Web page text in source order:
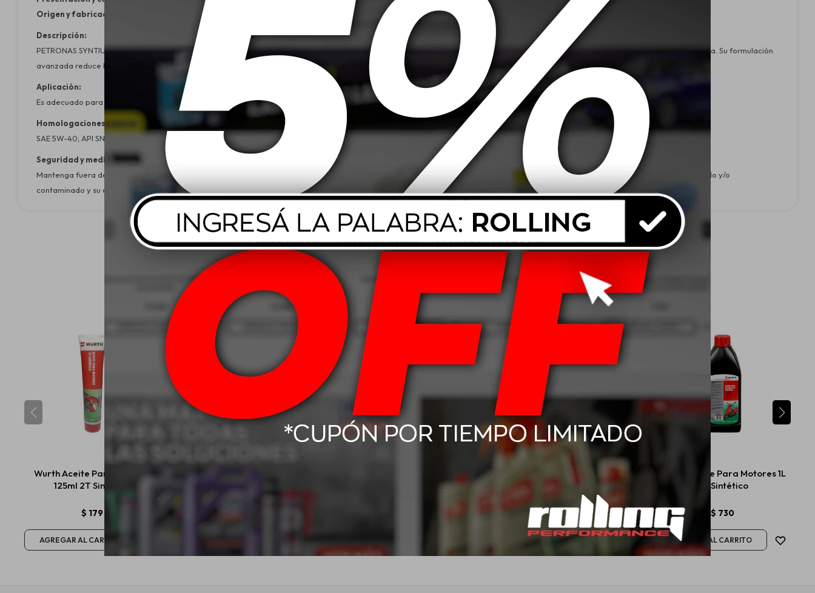
Origen y fabricación:
Descripción:
PETRONAS SYNTIUM 3000E 5W-40 es un lubricante 100% sintético de alto rendimiento. Ofrece excelente protección contra el desgaste, limpieza interna del motor y estabilidad térmica. Su formulación
avanzada reduce la formación de depósitos, prolonga la vida útil del motor y mantiene su eficiencia en condiciones de alta exigencia y temperaturas extremas.
Aplicación:
Es adecuado para motores de alto rendimiento que operan bajo condiciones severas y diversas temperaturas, tanto en ciudad como en carretera.
Homologaciones:
SAE 5W-40; API SNACEA A3/B3 - A3/B4VW 501.01 / 502.00 / 505.00MB 229.3 / MB Autorización: 229.5BMW LL-01Renault 0700/0710Porsche A40
Seguridad y medio ambiente:
Mantenga fuera del alcance de los niños. Evite el contacto con los ojos y la piel. El descarte inadecuado de aceite lubricante y su envase contaminan el agua y el suelo. El lubricante usado y/o
contaminado y su embalaje deben ser reciclados. Preserve el medio ambiente.
Productos que te pueden interesar
Wurth Aceite Para Motores
125ml 2T Sintético
$ 179
5W30 Petronas Syntium 3000
15W50 Liqui Moly Motorbike 4T
0W20 Petronas Syntium 7000 -
USD17,36
Wurth Aceite Para Motores 1L
2T Sintético
$ 730